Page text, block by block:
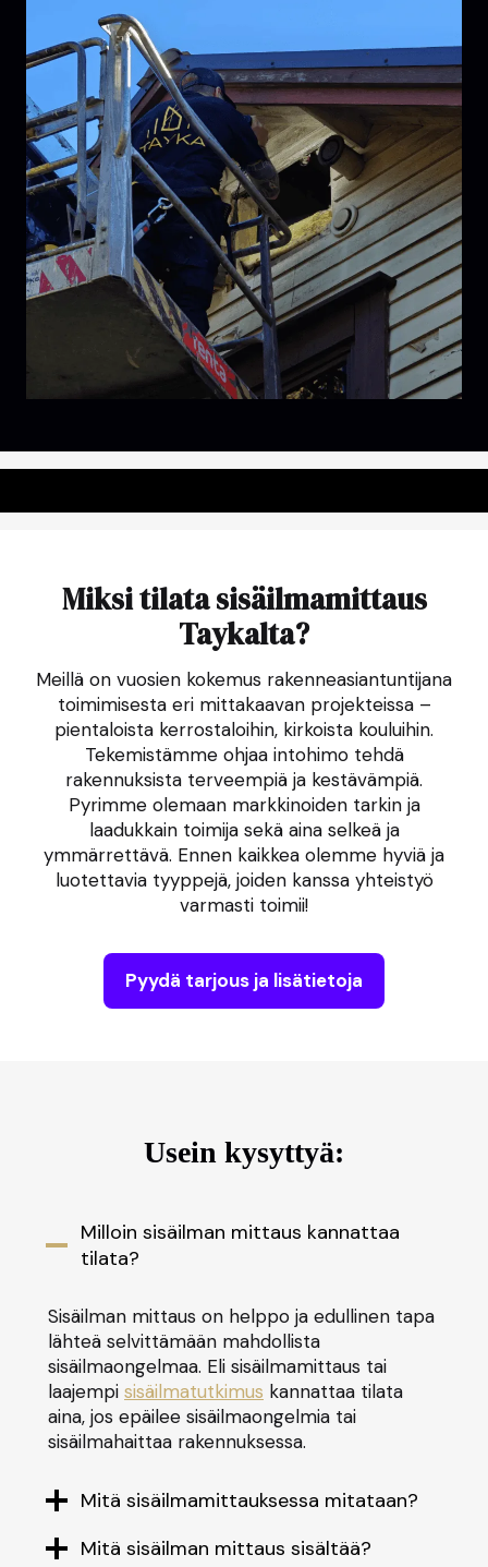
Miksi tilata sisäilmamittaus
Taykalta?
Meillä on vuosien kokemus rakenneasiantuntijana
toimimisesta eri mittakaavan projekteissa –
pientaloista kerrostaloihin, kirkoista kouluihin.
Tekemistämme ohjaa intohimo tehdä
rakennuksista terveempiä ja kestävämpiä.
Pyrimme olemaan markkinoiden tarkin ja
laadukkain toimija sekä aina selkeä ja
ymmärrettävä. Ennen kaikkea olemme hyviä ja
luotettavia tyyppejä, joiden kanssa yhteistyö
varmasti toimii!
Pyydä tarjous ja lisätietoja
Usein kysyttyä:
Milloin sisäilman mittaus kannattaa
tilata?
Sisäilman mittaus on helppo ja edullinen tapa
lähteä selvittämään mahdollista
sisäilmaongelmaa. Eli sisäilmamittaus tai
laajempi sisäilmatutkimus kannattaa tilata
aina, jos epäilee sisäilmaongelmia tai
sisäilmahaittaa rakennuksessa.
Mitä sisäilmamittauksessa mitataan?
Mitä sisäilman mittaus sisältää?